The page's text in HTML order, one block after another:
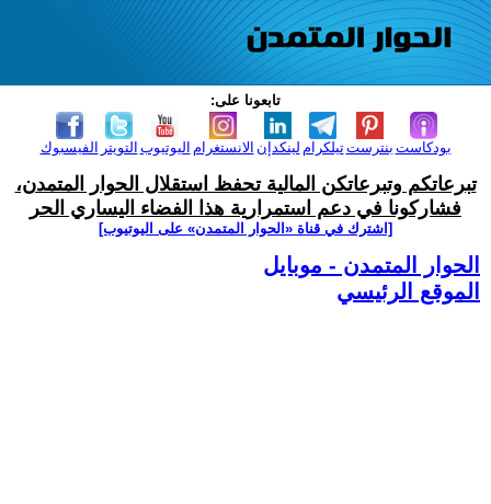
تابعونا على:
الفيسبوك التويتر اليوتيوب الانستغرام لينكدإن تيلكرامبنترست بودكاست
تبرعاتكم وتبرعاتكن المالية تحفظ استقلال الحوار المتمدن،
فشاركونا في دعم استمرارية هذا الفضاء اليساري الحر
[اشترك في قناة ‫«الحوار المتمدن» على اليوتيوب]
الحوار المتمدن - موبايل
الموقع الرئيسي